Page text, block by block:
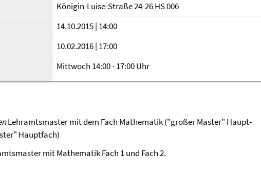
Königin-Luise-Straße 24-26 HS 006
14.10.2015 | 14:00
10.02.2016 | 17:00
Mittwoch 14:00 - 17:00 Uhr
Lehramtsmaster mit dem Fach Mathematik ("großer Master" Haupt-
Hauptfach)
mit Mathematik Fach 1 und Fach 2.